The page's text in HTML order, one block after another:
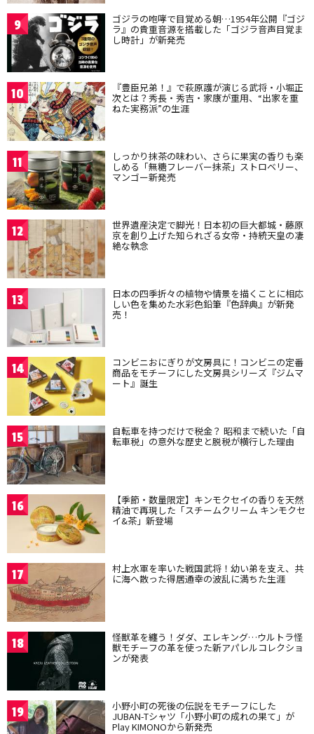
9 ゴジラの咆哮で目覚める朝…1954年公開『ゴジ
ラ』の貴重音源を搭載した「ゴジラ音声目覚ま
し時計」が新発売
10 『豊臣兄弟！』で萩原護が演じる武将・小堀正
次とは？秀長・秀吉・家康が重用、“出家を重
ねた実務派”の生涯
11 しっかり抹茶の味わい、さらに果実の香りも楽
しめる「無糖フレーバー抹茶」ストロベリー、
マンゴー新発売
12 世界遺産決定で脚光！日本初の巨大都城・藤原
京を創り上げた知られざる女帝・持統天皇の凄
絶な執念
13 日本の四季折々の植物や情景を描くことに相応
しい色を集めた水彩色鉛筆『色辞典』が新発
売！
14 コンビニおにぎりが文房具に！コンビニの定番
商品をモチーフにした文房具シリーズ『ジムマ
ート』誕生
15 自転車を持つだけで税金？ 昭和まで続いた「自
転車税」の意外な歴史と脱税が横行した理由
16 【季節・数量限定】キンモクセイの香りを天然
精油で再現した「スチームクリーム キンモクセ
イ&茶」新登場
17 村上水軍を率いた戦国武将！幼い弟を支え、共
に海へ散った得居通幸の波乱に満ちた生涯
18 怪獣革を纏う！ダダ、エレキング…ウルトラ怪
獣モチーフの革を使った新アパレルコレクショ
ンが発表
19 小野小町の死後の伝説をモチーフにした
JUBAN-Tシャツ「小野小町の成れの果て」が
Play KIMONOから新発売